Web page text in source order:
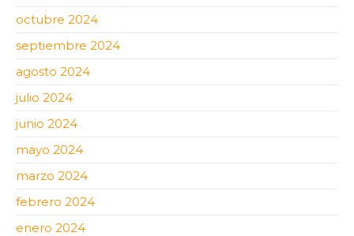
octubre 2024
septiembre 2024
agosto 2024
julio 2024
junio 2024
mayo 2024
marzo 2024
febrero 2024
enero 2024